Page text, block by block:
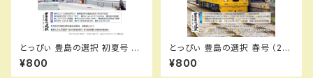
とっぴぃ 豊島の選択 初夏号 （2
026.7月 第145号）PDFデータ
版
¥800
とっぴぃ 豊島の選択 春号 （20
26.5月 第144号）PDFデータ版
¥800